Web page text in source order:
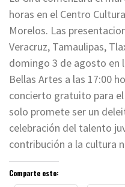
horas en el Centro
Morelos. Las
Veracruz, Tamaulipas,
domingo 3 de agosto en
Bellas Artes a las 17:00
concierto gratuito para
solo promete ser un
celebración del talento
contribución a la cultura
Comparte esto: